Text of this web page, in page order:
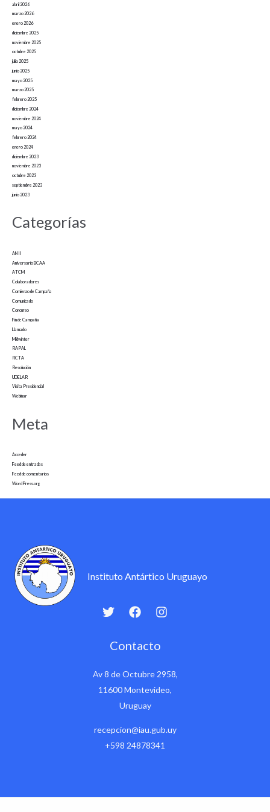
abril 2026
marzo 2026
enero 2026
diciembre 2025
noviembre 2025
octubre 2025
julio 2025
junio 2025
mayo 2025
marzo 2025
febrero 2025
diciembre 2024
noviembre 2024
mayo 2024
febrero 2024
enero 2024
diciembre 2023
noviembre 2023
octubre 2023
septiembre 2023
junio 2023
Categorías
ANII
Aniversario BCAA
ATCM
Colaboradores
Comienzo de Campaña
Comunicado
Concurso
Fin de Campaña
Llamado
Midwinter
RAPAL
RCTA
Resolución
UDELAR
Visita Presidencial
Webinar
Meta
Acceder
Feed de entradas
Feed de comentarios
WordPress.org
Instituto Antártico Uruguayo
Contacto
Av 8 de Octubre 2958,
11600 Montevideo,
Uruguay
recepcion@iau.gub.uy
+598 24878341